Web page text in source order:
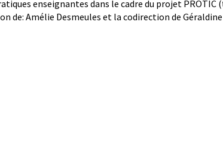
enseignantes dans le cadre du projet
de: Amélie Desmeules et la codirection de